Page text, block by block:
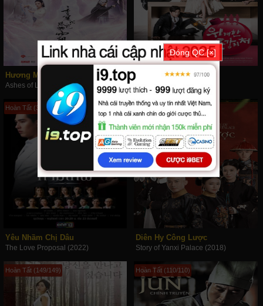
Hương Mật Tựa Khói Sương
Ashes of Love (2018)
Eva Nổi Giận
Great First Wives (2015)
Hoàn Tất (30/30)
Yêu Nhầm Chị Dâu
The Love Proposal (2022)
Hoàn Tất (70/70)
Diên Hy Công Lược
Story of Yanxi Palace (2018)
Hoàn Tất (149/149) Hoàn Tất (110/110)
Đóng QC [×]